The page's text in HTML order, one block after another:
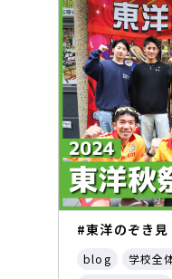
#東洋のぞき見
blog 学校全